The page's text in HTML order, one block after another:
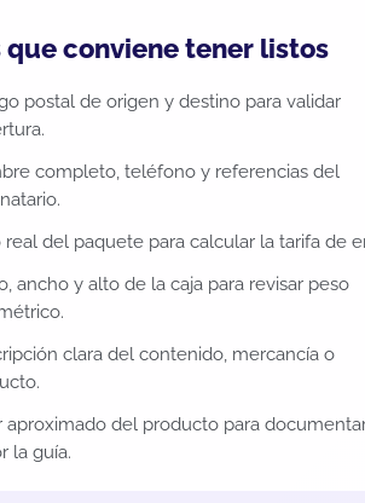
que conviene tener listos
postal de origen y destino para validar
completo, teléfono y referencias del
real del paquete para calcular la tarifa de
ancho y alto de la caja para revisar peso
clara del contenido, mercancía o
aproximado del producto para
la guía.